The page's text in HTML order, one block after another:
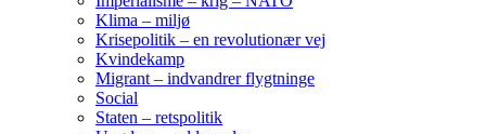
Klima – miljø
Krisepolitik – en revolutionær vej
Kvindekamp
Migrant – indvandrer flygtninge
Social
Staten – retspolitik